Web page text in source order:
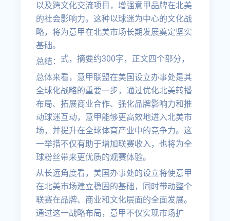
以及跨文化交流项目，增强意甲品牌在北美
的社会影响力。这种以球迷为中心的文化战
略，将为意甲在北美市场长期发展奠定坚实
基础。
总结：
总体来看，意甲联盟在美国设立办事处是其
全球化战略的重要一步，通过优化北美转播
布局、拓展商业合作、强化品牌影响力和推
动球迷互动，意甲能够更高效地进入北美市
场，并提升在全球体育产业中的竞争力。这
一举措不仅有助于增加联赛收入，也将为全
球粉丝带来更优质的观赛体验。
从长远角度看，美国办事处的设立将使意甲
在北美市场建立稳固的基础，同时带动整个
联赛在品牌、商业和文化层面的全面发展。
通过这一战略布局，意甲不仅实现市场扩
式，摘要约300字，正文四个部分，